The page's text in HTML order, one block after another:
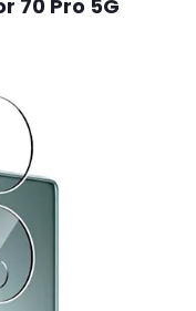
70 Pro 5G